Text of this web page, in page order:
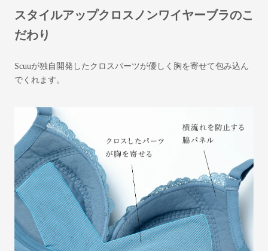
スタイルアップクロスノンワイヤーブラのこ
だわり
Scuuが独自開発したクロスパーツが優しく胸を寄せて包み込ん
でくれます。